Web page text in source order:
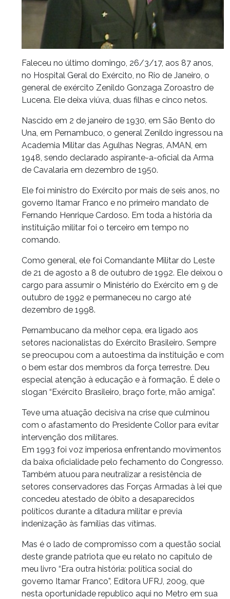
Faleceu no último domingo, 26/3/17, aos 87 anos,
no Hospital Geral do Exército, no Rio de Janeiro, o
general de exército Zenildo Gonzaga Zoroastro de
Lucena. Ele deixa viúva, duas filhas e cinco netos.
Nascido em 2 de janeiro de 1930, em São Bento do
Una, em Pernambuco, o general Zenildo ingressou na
Academia Militar das Agulhas Negras, AMAN, em
1948, sendo declarado aspirante-a-oficial da Arma
de Cavalaria em dezembro de 1950.
Ele foi ministro do Exército por mais de seis anos, no
governo Itamar Franco e no primeiro mandato de
Fernando Henrique Cardoso. Em toda a história da
instituição militar foi o terceiro em tempo no
comando.
Como general, ele foi Comandante Militar do Leste
de 21 de agosto a 8 de outubro de 1992. Ele deixou o
cargo para assumir o Ministério do Exército em 9 de
outubro de 1992 e permaneceu no cargo até
dezembro de 1998.
Pernambucano da melhor cepa, era ligado aos
setores nacionalistas do Exército Brasileiro. Sempre
se preocupou com a autoestima da instituição e com
o bem estar dos membros da força terrestre. Deu
especial atenção à educação e à formação. É dele o
slogan “Exército Brasileiro, braço forte, mão amiga”.
Teve uma atuação decisiva na crise que culminou
com o afastamento do Presidente Collor para evitar
intervenção dos militares.
Em 1993 foi voz imperiosa enfrentando movimentos
da baixa oficialidade pelo fechamento do Congresso.
Também atuou para neutralizar a resistência de
setores conservadores das Forças Armadas à lei que
concedeu atestado de óbito a desaparecidos
políticos durante a ditadura militar e previa
indenização às famílias das vítimas.
Mas é o lado de compromisso com a questão social
deste grande patriota que eu relato no capítulo de
meu livro “Era outra história: política social do
governo Itamar Franco”, Editora UFRJ, 2009, que
nesta oportunidade republico aqui no Metro em sua